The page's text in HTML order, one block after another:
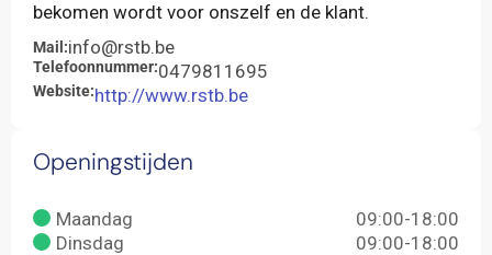
bekomen wordt voor onszelf en de klant.
Mail:info@rstb.be
Telefoonnummer:0479811695
Website:http://www.rstb.be
Openingstijden
Maandag
09:00-18:00
Dinsdag
09:00-18:00